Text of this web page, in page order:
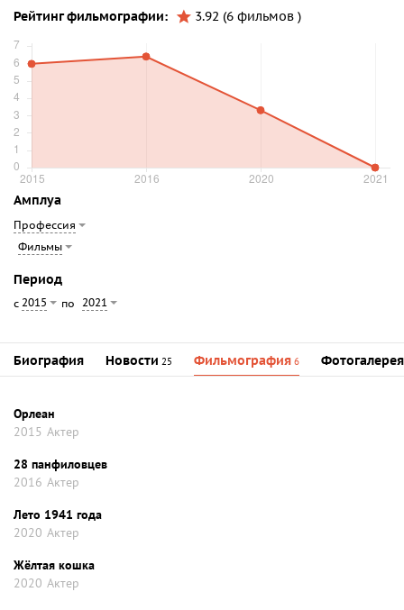
Рейтинг фильмографии: 3.92 (6 фильмов )
Амплуа
Профессия
Фильмы
Период
с 2015 по 2021
Биография Новости 25 Фильмография 6 Фотогалерея
Орлеан
2015 Актер
28 панфиловцев
2016 Актер
Лето 1941 года
2020 Актер
Жёлтая кошка
2020 Актер